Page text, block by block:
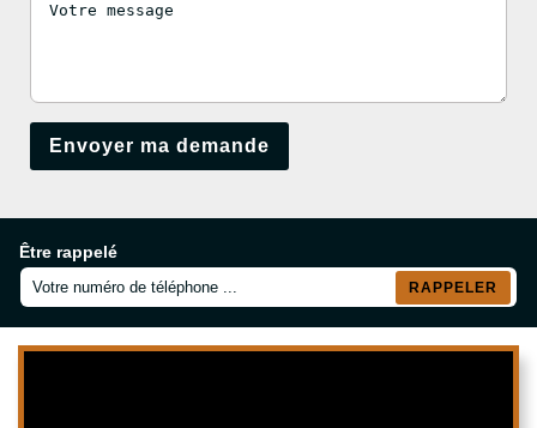
Être rappelé